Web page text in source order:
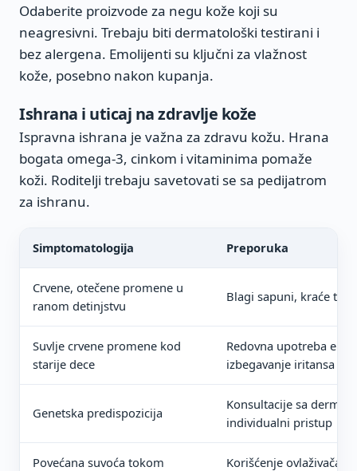
Odaberite proizvode za negu kože koji su
neagresivni. Trebaju biti dermatološki testirani i
bez alergena. Emolijenti su ključni za vlažnost
kože, posebno nakon kupanja.
Ishrana i uticaj na zdravlje kože
Ispravna ishrana je važna za zdravu kožu. Hrana
bogata omega-3, cinkom i vitaminima pomaže
koži. Roditelji trebaju savetovati se sa pedijatrom
za ishranu.
Simptomatologija Preporuka
Crvene, otečene promene u
ranom detinjstvu
Blagi sapuni, kraće
Suvlje crvene promene kod
starije dece
Redovna upotreba
izbegavanje iritansa
Genetska predispozicija
Konsultacije sa
individualni pristup
Povećana suvoća tokom
Korišćenje ovlaživača